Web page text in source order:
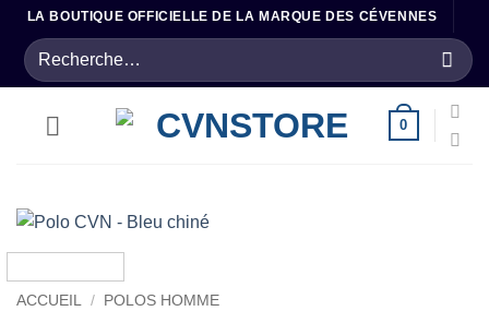
Passer
contenu
LA BOUTIQUE OFFICIELLE DE LA MARQUE DES CÉVENNES
Recherche
pour :
0
ACCUEIL / POLOS HOMME